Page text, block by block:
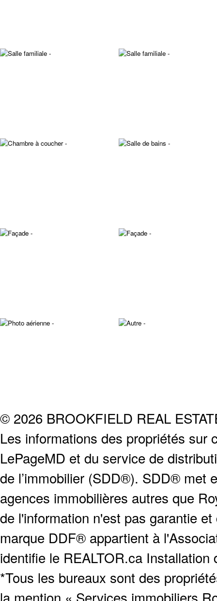
© 2026 BROOKFIELD REAL
Les informations des propriétés sur
LePageMD et du service de
de l’immobilier (SDD®). SDD® met
agences immobilières autres que
de l'information n'est pas garantie
marque DDF® appartient à
identifie le REALTOR.ca
*Tous les bureaux sont des